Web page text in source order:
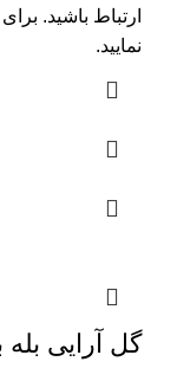
ارتباط باشید.
نمایید.
گل آرایی بله